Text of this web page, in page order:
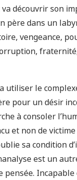
découvrir son
père dans un
vengeance,
utiliser le
pour un désir
à consoler
et non de
sa condition
est un
pensée.